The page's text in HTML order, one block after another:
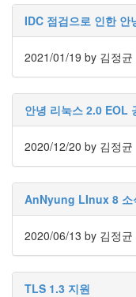
IDC 점검으로 인한 안
2021/01/19 by 김정균
안녕 리눅스 2.0 EOL
2020/12/20 by 김정균
AnNyung LInux 8 소
2020/06/13 by 김정균
TLS 1.3 지원
Cloud
녕
스
AnNyung
Firefox
군